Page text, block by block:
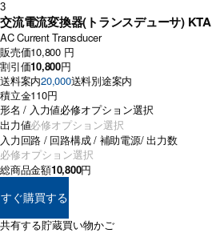
3
交流電流変換器(トランスデューサ) KTA
AC Current Transducer
販売価10,800 円
割引価10,800円
送料案内20,000送料別途案内
積立金110円
形名 / 入力値
出力値
入力回路 / 回路構成 / 補助電源/ 出力数
総商品金額10,800円
すぐ購買する
共有する貯蔵買い物かご